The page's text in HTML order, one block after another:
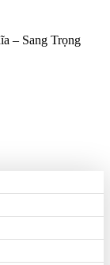
– Sang Trọng